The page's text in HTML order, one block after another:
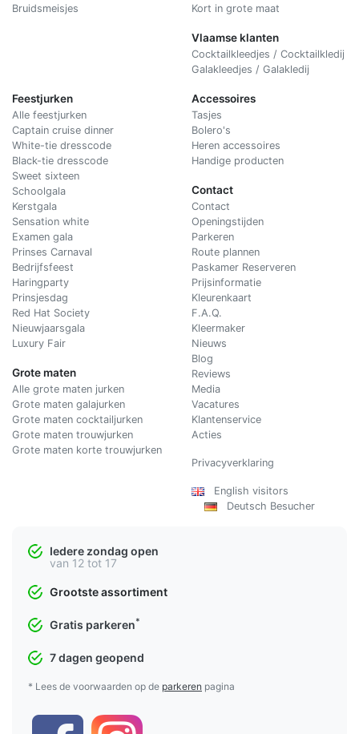
Bruidsmeisjes
Kort in grote maat
Vlaamse klanten
Cocktailkleedjes / Cocktailkledij
Galakleedjes / Galakledij
Feestjurken
Alle feestjurken
Captain cruise dinner
White-tie dresscode
Black-tie dresscode
Sweet sixteen
Schoolgala
Kerstgala
Sensation white
Examen gala
Prinses Carnaval
Bedrijfsfeest
Haringparty
Prinsjesdag
Red Hat Society
Nieuwjaarsgala
Luxury Fair
Grote maten
Alle grote maten jurken
Grote maten galajurken
Grote maten cocktailjurken
Grote maten trouwjurken
Grote maten korte trouwjurken
Accessoires
Tasjes
Bolero's
Heren accessoires
Handige producten
Contact
Contact
Openingstijden
Parkeren
Route plannen
Paskamer Reserveren
Prijsinformatie
Kleurenkaart
F.A.Q.
Kleermaker
Nieuws
Blog
Reviews
Media
Vacatures
Klantenservice
Acties
Privacyverklaring
English visitors
Deutsch Besucher
Iedere zondag open
van 12 tot 17
Grootste assortiment
Gratis parkeren*
7 dagen geopend
* Lees de voorwaarden op de parkeren pagina